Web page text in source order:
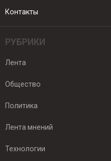
Контакты
РУБРИКИ
Лента
Общество
Политика
Лента мнений
Технологии